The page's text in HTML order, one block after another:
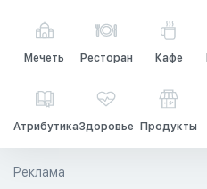
Мечеть Ресторан Кафе
АтрибутикаЗдоровье Продукты
Реклама